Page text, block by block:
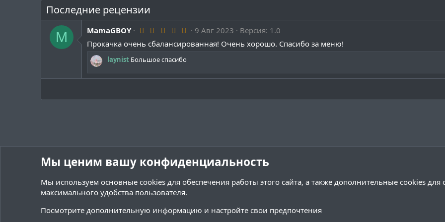
Последние рецензии
M MamaGBOY 5
0
0
ё
з
9 Авг 2023
Версия: 1.0
Прокачка очень сбалансированная! Очень хорошо. Спасибо за меню!
laynist Большое спасибо
Ресурсы
Мы ценим вашу конфиденциальность
Мы используем основные cookies для обеспечения работы этого сайта, а также дополнительные cookies для
максимального удобства пользователя.
Посмотрите дополнительную информацию и настройте свои предпочтения